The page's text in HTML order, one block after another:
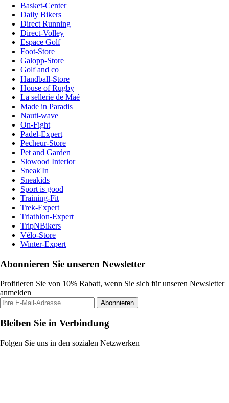
Basket-Center
Daily Bikers
Direct Running
Direct-Volley
Espace Golf
Foot-Store
Galopp-Store
Golf and co
Handball-Store
House of Rugby
La sellerie de Maé
Made in Paradis
Nauti-wave
On-Fight
Padel-Expert
Pecheur-Store
Pet and Garden
Slowood Interior
Sneak'In
Sneakids
Sport is good
Training-Fit
Trek-Expert
Triathlon-Expert
TripNBikers
Vélo-Store
Winter-Expert
Abonnieren Sie unseren Newsletter
Profitieren Sie von 10% Rabatt, wenn Sie sich für unseren Newsletter
anmelden
Abonnieren
Bleiben Sie in Verbindung
Folgen Sie uns in den sozialen Netzwerken